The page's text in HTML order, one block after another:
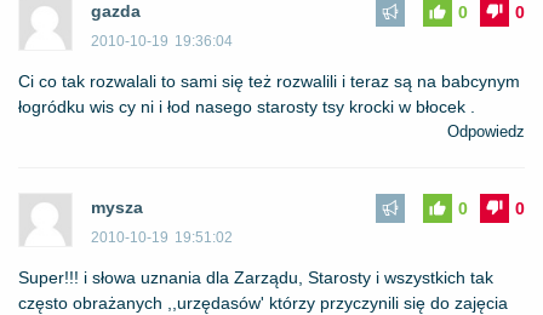
gazda
2010-10-19 19:36:04
0
0
Ci co tak rozwalali to sami się też rozwalili i teraz są na babcynym
łogródku wis cy ni i łod nasego starosty tsy krocki w błocek .
Odpowiedz
mysza
2010-10-19 19:51:02
0
0
Super!!! i słowa uznania dla Zarządu, Starosty i wszystkich tak
często obrażanych ,,urzędasów' którzy przyczynili się do zajęcia